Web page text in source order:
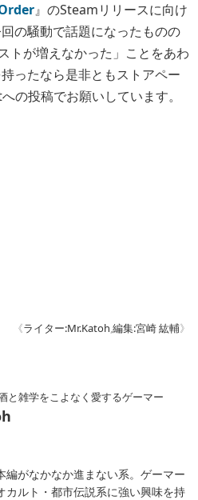
』のSteamリリースに向け
の騒動で話題になったものの
トが増えなかった」ことをあわ
ったなら是非ともストアペー
の投稿でお願いしています。
《ライター:Mr.Katoh,編集:宮崎 紘輔》
と雑学をこよなく愛するゲーマー
がなかなか進まない系。ゲーマー
カルト・都市伝説系に強い興味を持